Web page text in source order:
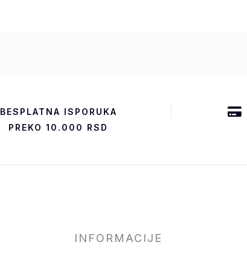
BESPLATNA ISPORUKA
PREKO 10.000 RSD
INFORMACIJE